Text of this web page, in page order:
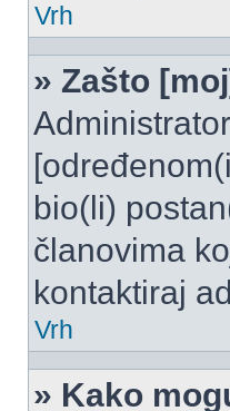
Vrh
» Zašto
bio(li)
članovima
kontaktiraj
Vrh
» Kako